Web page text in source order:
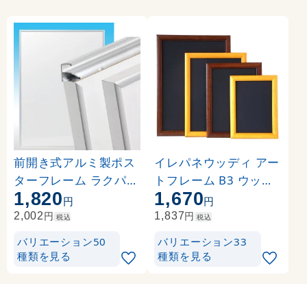
前開き式アルミ製ポス
ターフレーム ラクパネ
B3 シルバー
1,820円
2,002円 税込
バリエーション50
種類を見る
イレパネウッディ アー
トフレーム B3 ウッド
ブラウン
1,670円
1,837円 税込
バリエーション33
種類を見る